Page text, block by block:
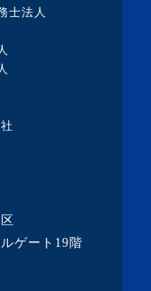
士法人
ゲート19階